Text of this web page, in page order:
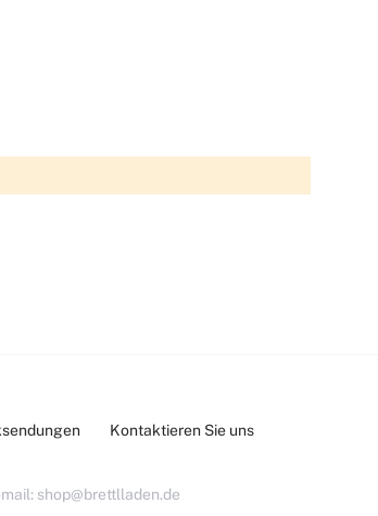
Kontaktieren Sie uns
shop@brettlladen.de